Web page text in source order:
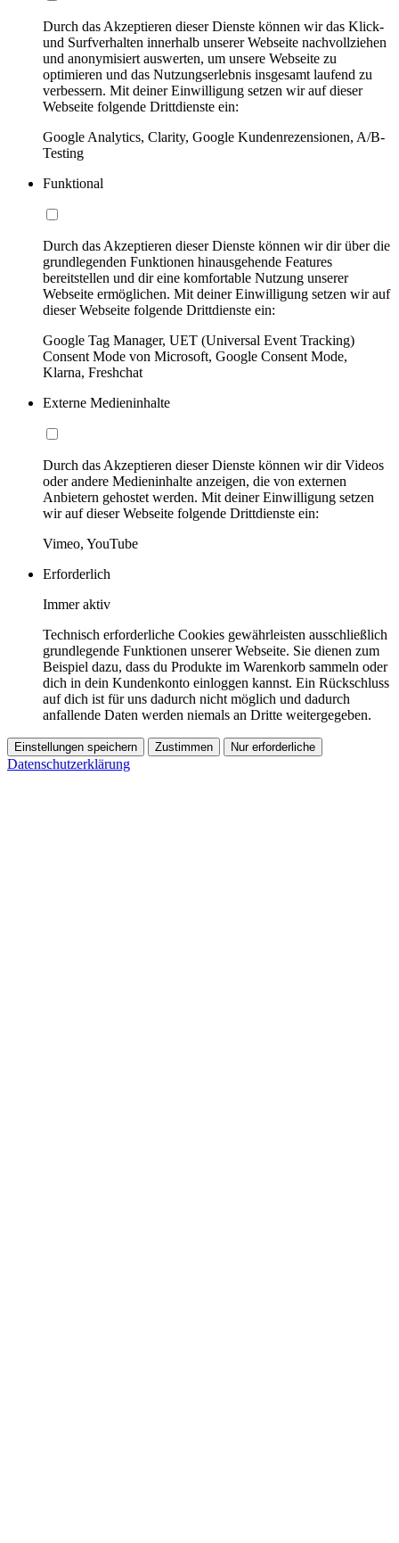
Durch das Akzeptieren dieser Dienste können wir das Klick-
und Surfverhalten innerhalb unserer Webseite nachvollziehen
und anonymisiert auswerten, um unsere Webseite zu
optimieren und das Nutzungserlebnis insgesamt laufend zu
verbessern. Mit deiner Einwilligung setzen wir auf dieser
Webseite folgende Drittdienste ein:
Google Analytics, Clarity, Google Kundenrezensionen, A/B-
Testing
Funktional
Durch das Akzeptieren dieser Dienste können wir dir über die
grundlegenden Funktionen hinausgehende Features
bereitstellen und dir eine komfortable Nutzung unserer
Webseite ermöglichen. Mit deiner Einwilligung setzen wir auf
dieser Webseite folgende Drittdienste ein:
Google Tag Manager, UET (Universal Event Tracking)
Consent Mode von Microsoft, Google Consent Mode,
Klarna, Freshchat
Externe Medieninhalte
Durch das Akzeptieren dieser Dienste können wir dir Videos
oder andere Medieninhalte anzeigen, die von externen
Anbietern gehostet werden. Mit deiner Einwilligung setzen
wir auf dieser Webseite folgende Drittdienste ein:
Vimeo, YouTube
Erforderlich
Immer aktiv
Technisch erforderliche Cookies gewährleisten ausschließlich
grundlegende Funktionen unserer Webseite. Sie dienen zum
Beispiel dazu, dass du Produkte im Warenkorb sammeln oder
dich in dein Kundenkonto einloggen kannst. Ein Rückschluss
auf dich ist für uns dadurch nicht möglich und dadurch
anfallende Daten werden niemals an Dritte weitergegeben.
Einstellungen speichern Zustimmen Nur erforderliche
Datenschutzerklärung